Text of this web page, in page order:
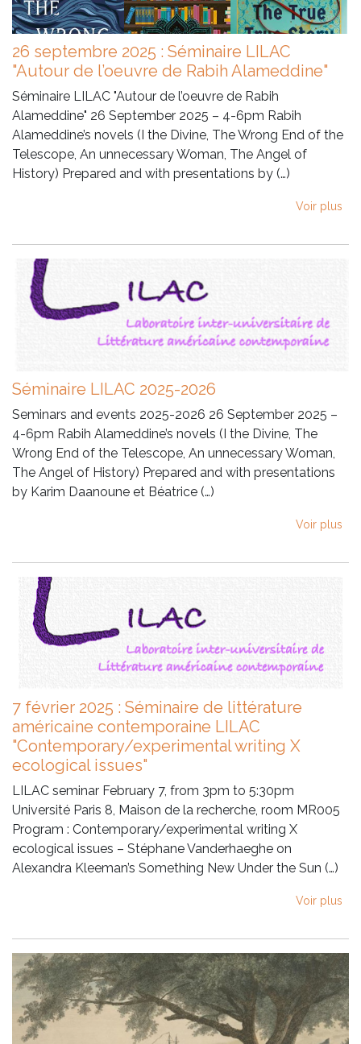
26 septembre 2025 : Séminaire LILAC
"Autour de l’oeuvre de Rabih Alameddine"
Séminaire LILAC "Autour de l’oeuvre de Rabih
Alameddine" 26 September 2025 – 4-6pm Rabih
Alameddine’s novels (I the Divine, The Wrong End of the
Telescope, An unnecessary Woman, The Angel of
History) Prepared and with presentations by (…)
Voir plus
Séminaire LILAC 2025-2026
Seminars and events 2025-2026 26 September 2025 –
4-6pm Rabih Alameddine’s novels (I the Divine, The
Wrong End of the Telescope, An unnecessary Woman,
The Angel of History) Prepared and with presentations
by Karim Daanoune et Béatrice (…)
Voir plus
7 février 2025 : Séminaire de littérature
américaine contemporaine LILAC
"Contemporary/experimental writing X
ecological issues"
LILAC seminar February 7, from 3pm to 5:30pm
Université Paris 8, Maison de la recherche, room MR005
Program : Contemporary/experimental writing X
ecological issues – Stéphane Vanderhaeghe on
Alexandra Kleeman’s Something New Under the Sun (…)
Voir plus